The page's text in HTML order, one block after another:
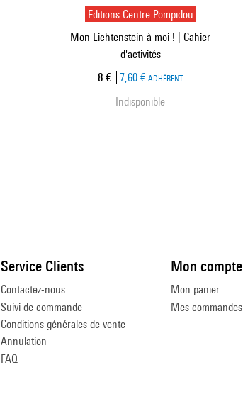
Editions Centre Pompidou
Mon Lichtenstein à moi ! | Cahier
d'activités
Prix ​​actuel
8 € 7,60 € ADHÉRENT
Indisponible
Service Clients
Contactez-nous
Suivi de commande
Conditions générales de vente
Annulation
FAQ
Mon compte
Mon panier
Mes commandes